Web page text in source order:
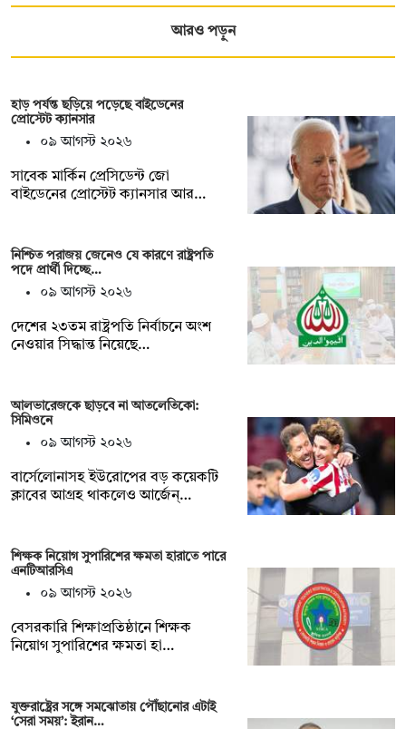
আরও পড়ুন
হাড় পর্যন্ত ছড়িয়ে পড়েছে বাইডেনের
প্রোস্টেট ক্যানসার
০৯ আগস্ট ২০২৬
সাবেক মার্কিন প্রেসিডেন্ট জো
বাইডেনের প্রোস্টেট ক্যানসার আর…
নিশ্চিত পরাজয় জেনেও যে কারণে রাষ্ট্রপতি
পদে প্রার্থী দিচ্ছে…
০৯ আগস্ট ২০২৬
দেশের ২৩তম রাষ্ট্রপতি নির্বাচনে অংশ
নেওয়ার সিদ্ধান্ত নিয়েছে…
আলভারেজকে ছাড়বে না আতলেতিকো:
সিমিওনে
০৯ আগস্ট ২০২৬
বার্সেলোনাসহ ইউরোপের বড় কয়েকটি
ক্লাবের আগ্রহ থাকলেও আর্জেন্…
শিক্ষক নিয়োগ সুপারিশের ক্ষমতা হারাতে পারে
এনটিআরসিএ
০৯ আগস্ট ২০২৬
বেসরকারি শিক্ষাপ্রতিষ্ঠানে শিক্ষক
নিয়োগ সুপারিশের ক্ষমতা হা…
যুক্তরাষ্ট্রের সঙ্গে সমঝোতায় পৌঁছানোর এটাই
‘সেরা সময়’: ইরান…